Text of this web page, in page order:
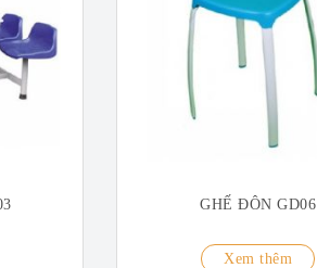
GHẾ ĐÔN GD06
Xem thêm